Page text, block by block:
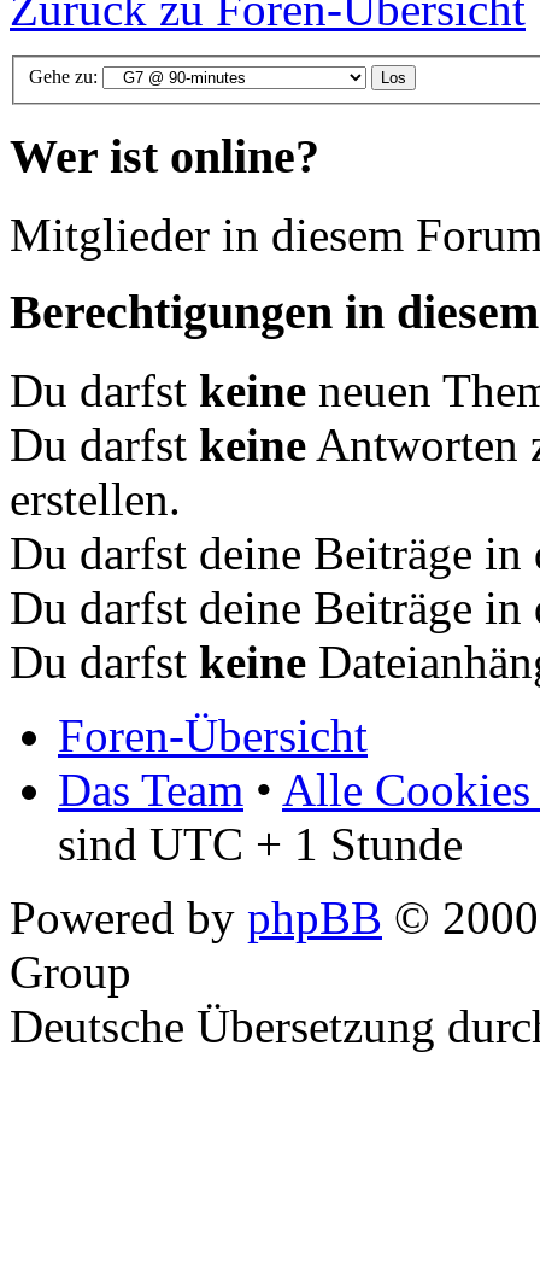
Gehe zu:
Wer ist online?
Mitglieder in diesem
Berechtigungen in
Du darfst keine neuen
Du darfst keine Antworten
erstellen.
Du darfst deine Beiträge
Du darfst deine Beiträge
Du darfst keine
Foren-Übersicht
Das Team • Alle Cookies
sind UTC + 1 Stunde
Powered by phpBB ©
Group
Deutsche Übersetzung